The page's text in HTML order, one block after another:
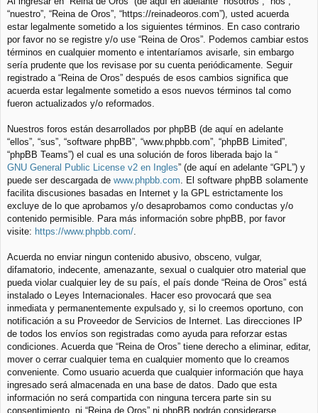
e
“nuestro”, “Reina de Oros”, “https://reinadeoros.com”), usted acuerda
estar legalmente sometido a los siguientes términos. En caso contrario
por favor no se registre y/o use “Reina de Oros”. Podemos cambiar estos
términos en cualquier momento e intentaríamos avisarle, sin embargo
sería prudente que los revisase por su cuenta periódicamente. Seguir
registrado a “Reina de Oros” después de esos cambios significa que
acuerda estar legalmente sometido a esos nuevos términos tal como
fueron actualizados y/o reformados.
Nuestros foros están desarrollados por phpBB (de aquí en adelante
“ellos”, “sus”, “software phpBB”, “www.phpbb.com”, “phpBB Limited”,
“phpBB Teams”) el cual es una solución de foros liberada bajo la “
GNU General Public License v2 en Ingles” (de aquí en adelante “GPL”) y
puede ser descargada de www.phpbb.com . El software phpBB solamente
facilita discusiones basadas en Internet y la GPL estrictamente los
excluye de lo que aprobamos y/o desaprobamos como conductas y/o
contenido permisible. Para más información sobre phpBB, por favor
visite: https://www.phpbb.com/
Acuerda no enviar ningun contenido abusivo, obsceno, vulgar,
difamatorio, indecente, amenazante, sexual o cualquier otro material que
pueda violar cualquier ley de su país, el país donde “Reina de Oros” está
instalado o Leyes Internacionales. Hacer eso provocará que sea
inmediata y permanentemente expulsado y, si lo creemos oportuno, con
notificación a su Proveedor de Servicios de Internet. Las direcciones IP
de todos los envíos son registradas como ayuda para reforzar estas
condiciones. Acuerda que “Reina de Oros” tiene derecho a eliminar, editar,
mover o cerrar cualquier tema en cualquier momento que lo creamos
conveniente. Como usuario acuerda que cualquier información que haya
ingresado será almacenada en una base de datos. Dado que esta
información no será compartida con ninguna tercera parte sin su
consentimiento, ni “Reina de Oros” ni phpBB podrán considerarse